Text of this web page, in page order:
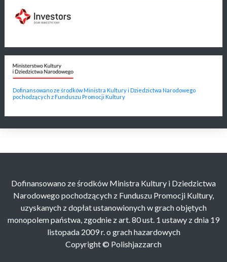
Dofinansowano ze środków Ministra Kultury i Dziedzictwa Narodowego
pochodzących z Funduszu Promocji Kultury
Dofinansowano ze środków Ministra Kultury i Dziedzictwa
Narodowego pochodzących z Funduszu Promocji Kultury,
uzyskanych z dopłat ustanowionych w grach objętych
monopolem państwa, zgodnie z art. 80 ust. 1 ustawy z dnia 19
listopada 2009 r. o grach hazardowych
Copyright © Polishjazzarch